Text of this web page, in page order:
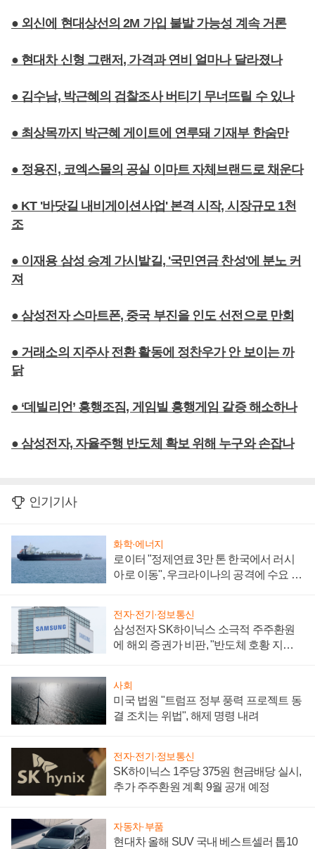
● 외신에 현대상선의 2M 가입 불발 가능성 계속 거론
● 현대차 신형 그랜저, 가격과 연비 얼마나 달라졌나
● 김수남, 박근혜의 검찰조사 버티기 무너뜨릴 수 있나
● 최상목까지 박근혜 게이트에 연루돼 기재부 한숨만
● 정용진, 코엑스몰의 공실 이마트 자체브랜드로 채운다
● KT '바닷길 내비게이션사업' 본격 시작, 시장규모 1천
조
● 이재용 삼성 승계 가시밭길, '국민연금 찬성'에 분노 커
져
● 삼성전자 스마트폰, 중국 부진을 인도 선전으로 만회
● 거래소의 지주사 전환 활동에 정찬우가 안 보이는 까
닭
● ‘데빌리언’ 흥행조짐, 게임빌 흥행게임 갈증 해소하나
● 삼성전자, 자율주행 반도체 확보 위해 누구와 손잡나
인기기사
화학·에너지
로이터 "정제연료 3만 톤 한국에서 러시
아로 이동", 우크라이나의 공격에 수요 늘
전자·전기·정보통신
삼성전자 SK하이닉스 소극적 주주환원
에 해외 증권가 비판, "반도체 호황 지속
사회
미국 법원 "트럼프 정부 풍력 프로젝트 동
결 조치는 위법", 해제 명령 내려
전자·전기·정보통신
SK하이닉스 1주당 375원 현금배당 실시,
추가 주주환원 계획 9월 공개 예정
자동차·부품
현대차 올해 SUV 국내 베스트셀러 톱10